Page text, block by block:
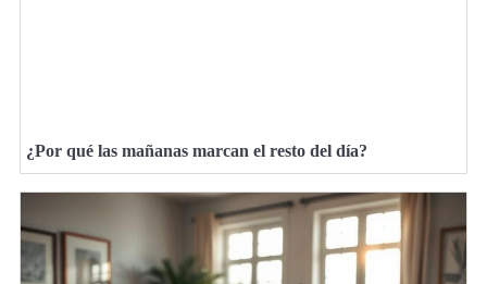
¿Por qué las mañanas marcan el resto del día?